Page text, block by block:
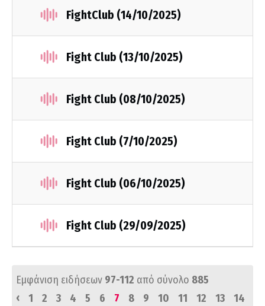
FightClub (14/10/2025)
Fight Club (13/10/2025)
Fight Club (08/10/2025)
Fight Club (7/10/2025)
Fight Club (06/10/2025)
Fight Club (29/09/2025)
Εμφάνιση ειδήσεων 97-112 από σύνολο 885
‹
1 2 3 4 5 6 7 8 9 10 11 12 13
14